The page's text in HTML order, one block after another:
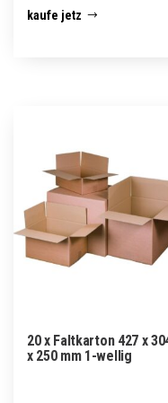
kaufe jetz
20 x Faltkarton 427 x
x 250 mm 1-wellig